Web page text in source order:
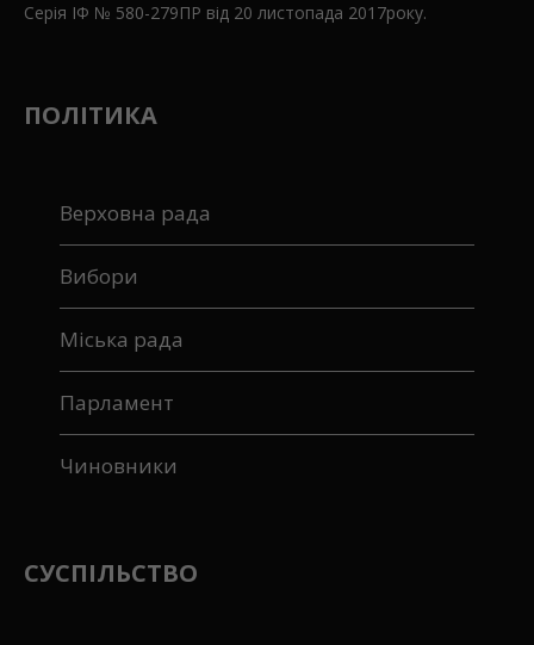
Серія ІФ № 580-279ПР від 20 листопада 2017року.
ПОЛІТИКА
Верховна рада
Вибори
Міська рада
Парламент
Чиновники
СУСПІЛЬСТВО